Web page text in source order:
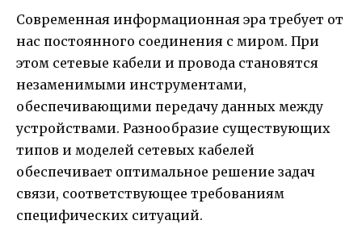
Современная информационная эра требует от
нас постоянного соединения с миром. При
этом сетевые кабели и провода становятся
незаменимыми инструментами,
обеспечивающими передачу данных между
устройствами. Разнообразие существующих
типов и моделей сетевых кабелей
обеспечивает оптимальное решение задач
связи, соответствующее требованиям
специфических ситуаций.